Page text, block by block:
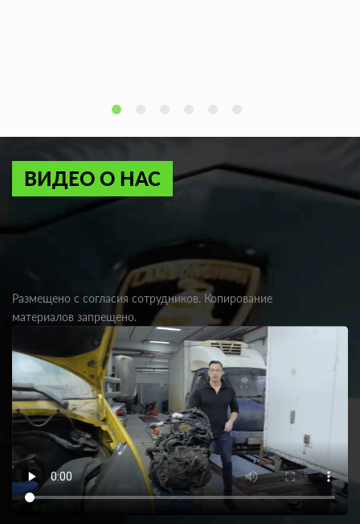
ВИДЕО О НАС
Размещено с согласия сотрудников. Копирование
материалов запрещено.